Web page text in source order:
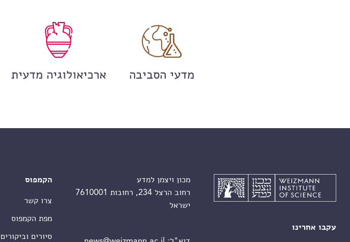
מדעי הסביבה ארכיאולוגיה מדעית
עקבו אחרינו
מכון ויצמן למדע
רחוב הרצל 234, רחובות 7610001
ישראל
הקמפוס
צרו קשר
מפת הקמפוס
סיורים וביקורים